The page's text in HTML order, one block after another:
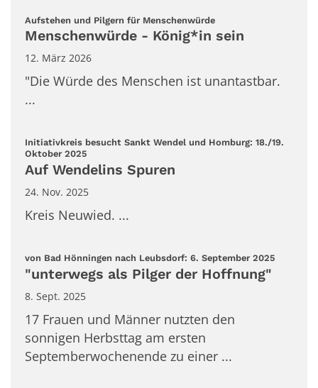
Aufstehen und Pilgern für Menschenwürde:
Menschenwürde - König*in sein
12. März 2026
"Die Würde des Menschen ist unantastbar.
...
Initiativkreis besucht Sankt Wendel und Homburg: 18./19.
Oktober 2025:
Auf Wendelins Spuren
24. Nov. 2025
Kreis Neuwied. ...
von Bad Hönningen nach Leubsdorf: 6. September 2025:
"unterwegs als Pilger der Hoffnung"
8. Sept. 2025
17 Frauen und Männer nutzten den
sonnigen Herbsttag am ersten
Septemberwochenende zu einer ...